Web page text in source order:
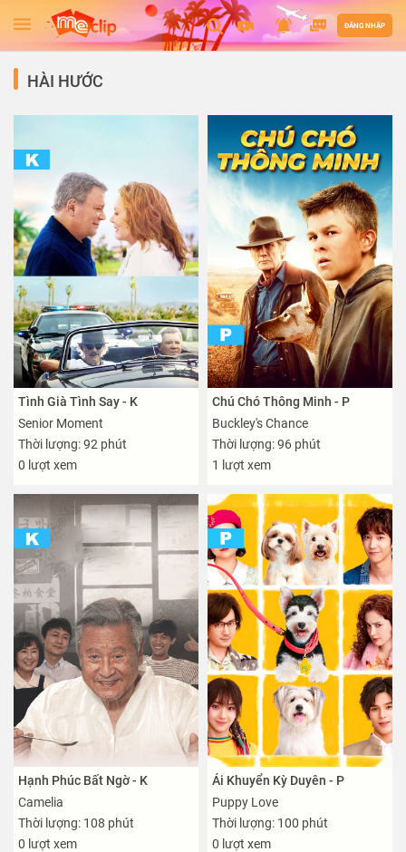
ĐĂNG NHẬP
HÀI HƯỚC
Tình Già Tình Say - K
Senior Moment
Thời lượng: 92 phút
0 lượt xem
Chú Chó Thông Minh - P
Buckley's Chance
Thời lượng: 96 phút
1 lượt xem
Hạnh Phúc Bất Ngờ - K
Camelia
Thời lượng: 108 phút
0 lượt xem
Ái Khuyển Kỳ Duyên - P
Puppy Love
Thời lượng: 100 phút
0 lượt xem